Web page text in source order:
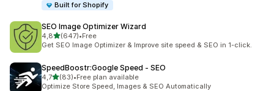
Built for Shopify
SEO Image Optimizer Wizard
4,8na 5 gwiazdek
(647)
Łączna liczba recenzji: 647
•Free
Get SEO Image Optimizer & Improve site speed & SEO in 1-click.
SpeedBoostr:Google Speed ‑ SEO
4,7na 5 gwiazdek
(83)
Łączna liczba recenzji: 83
•Free plan available
Optimize Store Speed, Images & SEO Automatically